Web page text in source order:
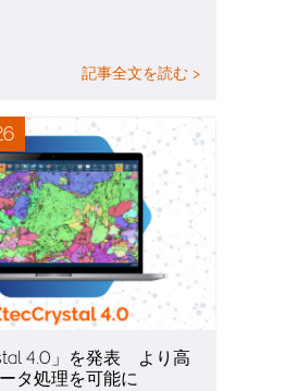
記事全文を読む >
4.0」を発表 より高
タ処理を可能に